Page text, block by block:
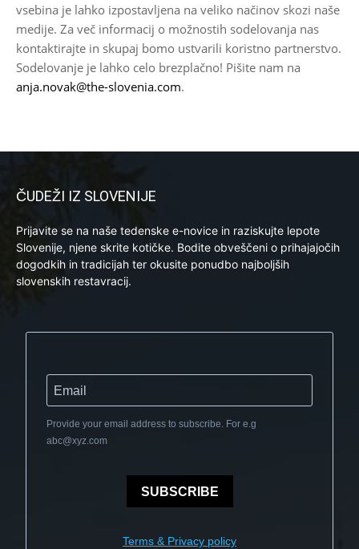
vsebina je lahko izpostavljena na veliko načinov skozi naše
medije. Za več informacij o možnostih sodelovanja nas
kontaktirajte in skupaj bomo ustvarili koristno partnerstvo.
Sodelovanje je lahko celo brezplačno! Pišite nam na
anja.novak@the-slovenia.com.
ČUDEŽI IZ SLOVENIJE
Prijavite se na naše tedenske e-novice in raziskujte lepote
Slovenije, njene skrite kotičke. Bodite obveščeni o prihajajočih
dogodkih in tradicijah ter okusite ponudbo najboljših
slovenskih restavracij.
Provide your email address to subscribe. For e.g
abc@xyz.com
SUBSCRIBE
Terms & Privacy policy